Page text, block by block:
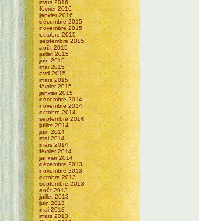
mars 2016
février 2016
janvier 2016
décembre 2015
novembre 2015
octobre 2015
septembre 2015
août 2015
juillet 2015
juin 2015
mai 2015
avril 2015
mars 2015
février 2015
janvier 2015
décembre 2014
novembre 2014
octobre 2014
septembre 2014
juillet 2014
juin 2014
mai 2014
mars 2014
février 2014
janvier 2014
décembre 2013
novembre 2013
octobre 2013
septembre 2013
août 2013
juillet 2013
juin 2013
mai 2013
mars 2013